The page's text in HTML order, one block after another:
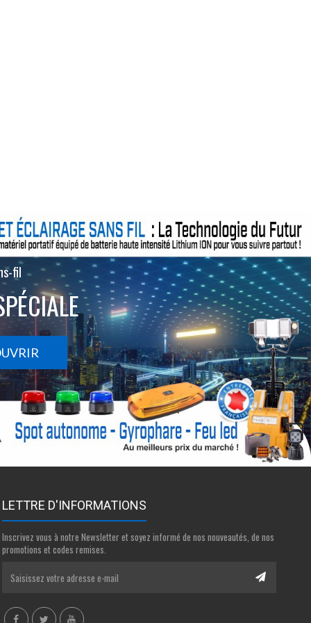
fil
LETTRE D'INFORMATIONS
Inscrivez vous à notre Newsletter et soyez informé de nos nouveautés, de nos
promotions et codes remises.